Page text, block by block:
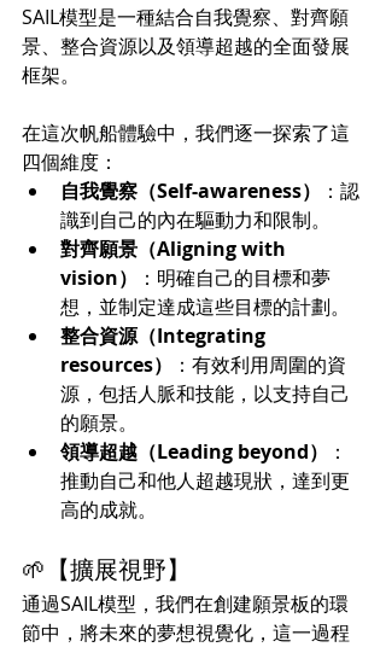
SAIL模型是一種結合自我覺察、對齊願
景、整合資源以及領導超越的全面發展
框架。
在這次帆船體驗中，我們逐一探索了這
四個維度：
自我覺察（Self-awareness）
：認
識到自己的內在驅動力和限制。
對齊願景（Aligning with
vision）
：明確自己的目標和夢
想，並制定達成這些目標的計劃。
整合資源（Integrating
resources）
：有效利用周圍的資
源，包括人脈和技能，以支持自己
的願景。
領導超越（Leading beyond）
：
推動自己和他人超越現狀，達到更
高的成就。
🌱【擴展視野】
通過SAIL模型，我們在創建願景板的環
節中，將未來的夢想視覺化，這一過程